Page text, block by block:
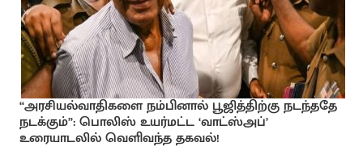
“அரசியல்வாதிகளை நம்பினால் பூஜித்திற்கு நடந்ததே
நடக்கும்”: பொலிஸ் உயர்மட்ட ‘வாட்ஸ்அப்’
உரையாடலில் வெளிவந்த தகவல்!